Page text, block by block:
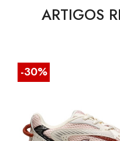
ARTIGOS
-30%